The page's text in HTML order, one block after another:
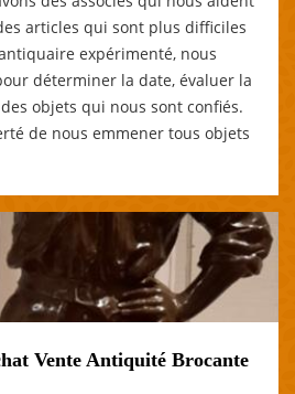
articles qui sont plus difficiles
expérimenté, nous
déterminer la date, évaluer la
objets qui nous sont confiés.
de nous emmener tous objets
Vente Antiquité Brocante